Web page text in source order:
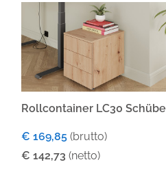
Rollcontainer LC30 Schübe
€ 169,85 (brutto)
€ 142,73 (netto)